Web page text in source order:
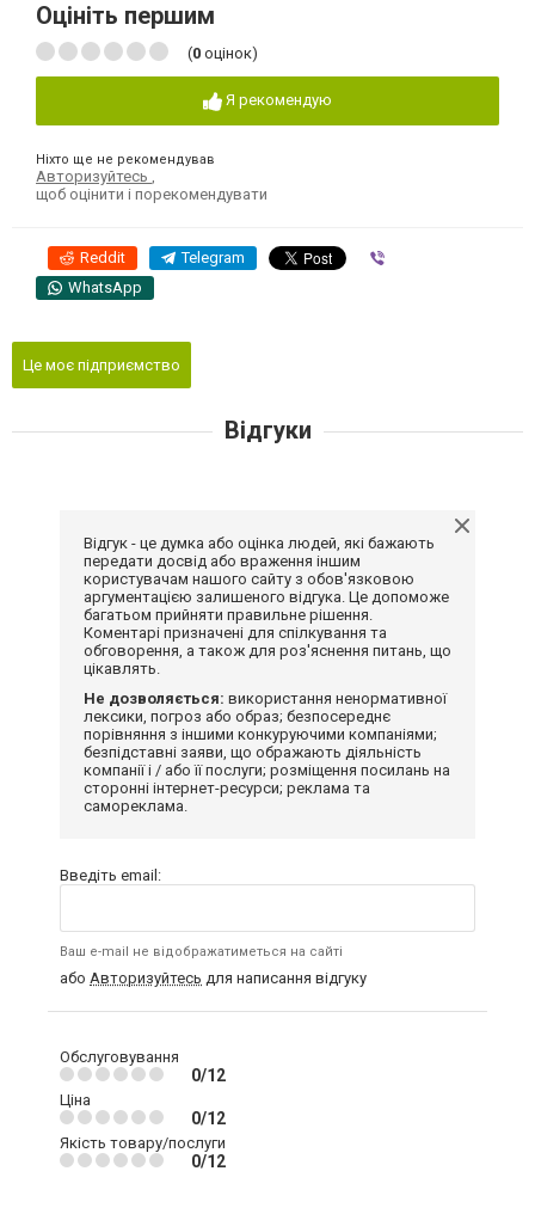
Оцініть першим
(0 оцінок)
Я рекомендую
Ніхто ще не рекомендував
Авторизуйтесь
щоб оцінити і порекомендувати
Reddit Telegram
WhatsApp
Це моє підприємство
Відгуки
Відгук - це думка або оцінка людей, які бажають
передати досвід або враження іншим
користувачам нашого сайту з обов'язковою
аргументацією залишеного відгука. Це допоможе
багатьом прийняти правильне рішення.
Коментарі призначені для спілкування та
обговорення, а також для роз'яснення питань, що
цікавлять.
Не дозволяється: використання ненормативної
лексики, погроз або образ; безпосереднє
порівняння з іншими конкуруючими компаніями;
безпідставні заяви, що ображають діяльність
компанії і / або її послуги; розміщення посилань на
сторонні інтернет-ресурси; реклама та
самореклама.
Введіть email:
Ваш e-mail не відображатиметься на сайті
або Авторизуйтесь для написання відгуку
Обслуговування
0/12
Ціна
0/12
Якість товару/послуги
0/12